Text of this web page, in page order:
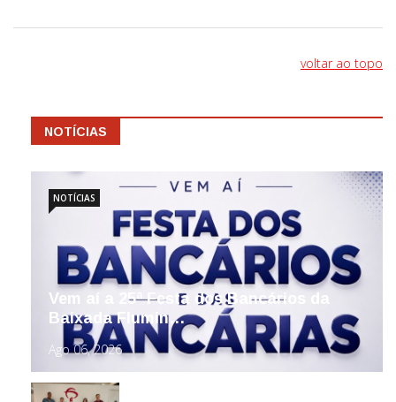
voltar ao topo
NOTÍCIAS
Vem aí a 25ª Festa dos Bancários da
Baixada Flumin…
Ago 06, 2026
NOTÍCIAS